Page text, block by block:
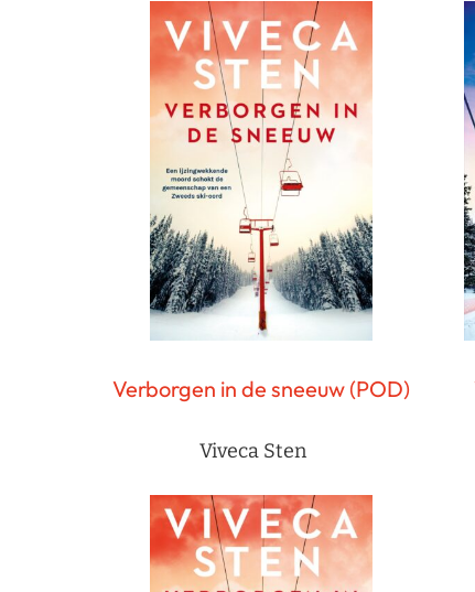
Verborgen in de sneeuw (POD)
Viveca Sten